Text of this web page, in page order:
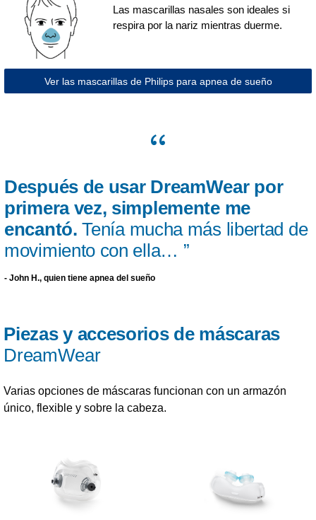
Las mascarillas nasales son ideales si
respira por la nariz mientras duerme.
Ver las mascarillas de Philips para apnea de sueño
Después de usar DreamWear por
primera vez, simplemente me
encantó.Tenía mucha más libertad de
movimiento con ella… ”
- John H., quien tiene apnea del sueño
Piezas y accesorios de máscaras
DreamWear
Varias opciones de máscaras funcionan con un armazón
único, flexible y sobre la cabeza.